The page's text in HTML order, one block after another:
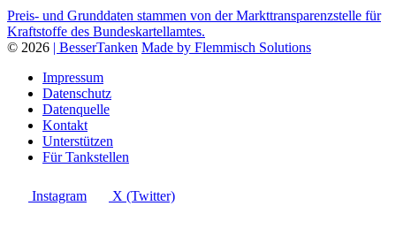
Preis- und Grunddaten stammen von der Markttransparenzstelle für
Kraftstoffe des Bundeskartellamtes.
© 2026 | BesserTanken Made by Flemmisch Solutions
Impressum
Datenschutz
Datenquelle
Kontakt
Unterstützen
Für Tankstellen
Instagram X (Twitter)